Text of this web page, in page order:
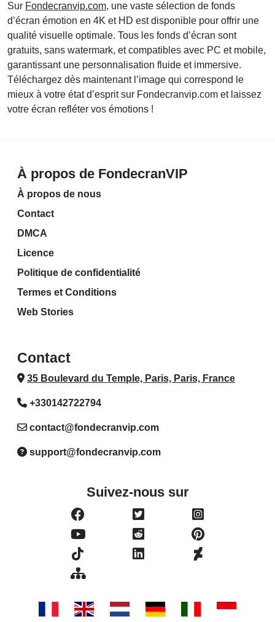
Sur Fondecranvip.com, une vaste sélection de fonds
d’écran émotion en 4K et HD est disponible pour offrir une
qualité visuelle optimale. Tous les fonds d’écran sont
gratuits, sans watermark, et compatibles avec PC et mobile,
garantissant une personnalisation fluide et immersive.
Téléchargez dès maintenant l’image qui correspond le
mieux à votre état d’esprit sur Fondecranvip.com et laissez
votre écran refléter vos émotions !
À propos de FondecranVIP
À propos de nous
Contact
DMCA
Licence
Politique de confidentialité
Termes et Conditions
Web Stories
Contact
35 Boulevard du Temple, Paris, Paris, France
+330142722794
contact@fondecranvip.com
support@fondecranvip.com
Suivez-nous sur